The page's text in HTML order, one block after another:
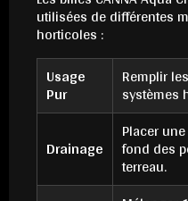
utilisées de différentes
horticoles :
Usage
Pur
Remplir
systèmes
Drainage
Placer
fond des
terreau.